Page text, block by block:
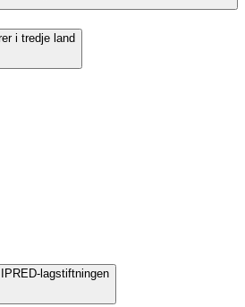
i tredje land
lagstiftningen